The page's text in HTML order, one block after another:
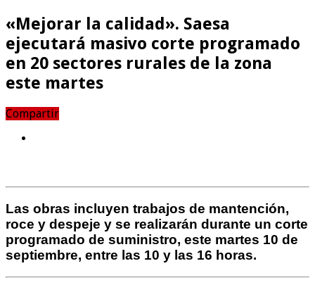
«Mejorar la calidad». Saesa
ejecutará masivo corte programado
en 20 sectores rurales de la zona
este martes
Compartir
Las obras incluyen trabajos de mantención,
roce y despeje y se realizarán durante un corte
programado de suministro, este martes 10 de
septiembre, entre las 10 y las 16 horas.